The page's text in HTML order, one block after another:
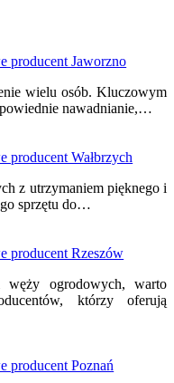
producent Jaworzno
wielu osób. Kluczowym
nawadnianie,…
producent Wałbrzych
z utrzymaniem pięknego i
sprzętu do…
producent Rzeszów
węży ogrodowych, warto
którzy oferują
producent Poznań